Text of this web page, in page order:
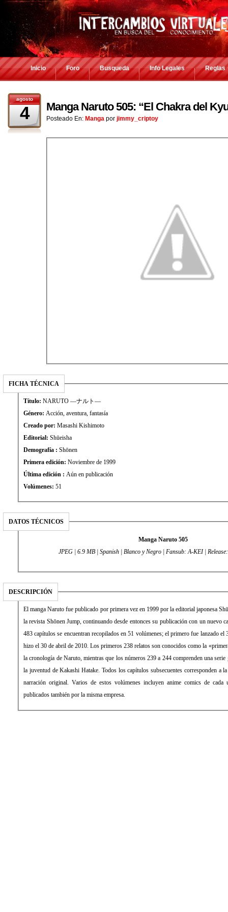
Inicio Foro Busqueda Info Legales Reglas
agosto
4 Manga Naruto 505: “El Chakra del
Posteado En: Manga por jimmy_criptoy
FICHA TÉCNICA
Título: NARUTO —ナルト—
Género: Acción, aventura, fantasía
Creado por: Masashi Kishimoto
Editorial: Shūeisha
Demografía : Shōnen
Primera edición: Noviembre de 1999
Última edición : Aún en publicación
Volúmenes: 51
DATOS TÉCNICOS
Manga Naruto 505
JPEG | 6.9 MB | Spanish | Blanco y Negro | Fansub: A-KEI |
DESCRIPCIÓN
El manga Naruto fue publicado por primera vez en 1999 por la editorial japonesa
la revista Shōnen Jump, continuando desde entonces su publicación con un nuevo capítulo por semana. Los primeros
483 capítulos se encuentran recopilados en 51 volúmenes; el primero fue lanzado
hizo el 30 de abril de 2010. Los primeros 238 relatos son conocidos como la «primera parte» y constituyen el inicio de
la cronología de Naruto, mientras que los números 239 a 244 comprenden una serie gaiden enfocada
la juventud de Kakashi Hatake. Todos los capítulos subsecuentes corresponden a
narración original. Varios de estos volúmenes incluyen anime comics de
publicados también por la misma empresa.